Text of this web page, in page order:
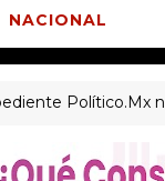
NACIONAL
Político.Mx no. 1125